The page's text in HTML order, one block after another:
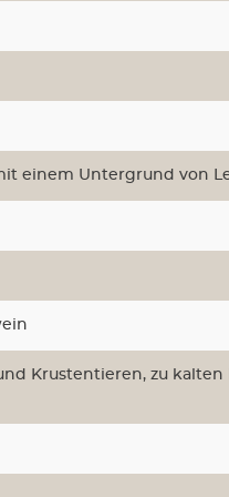
einem Untergrund von
Krustentieren, zu